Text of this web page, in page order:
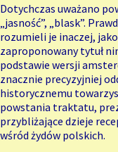
Dotychczas uważano
„jasność”, „blask”.
rozumieli je inaczej,
zaproponowany tytuł
podstawie wersji
znacznie precyzyjniej
historycznemu
powstania traktatu,
przybliżające dzieje
wśród żydów polskich.